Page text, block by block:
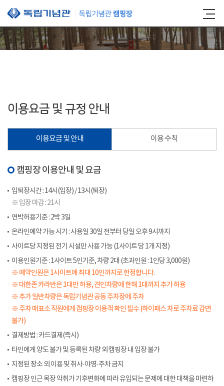
본문 바로가기
이용요금 및 규정 안내
이용요금 및 안내 이용 수칙
캠핑장 이용안내 및 요금
입퇴장시간 : 14시(입장) / 13시(퇴장)
※ 입장 마감 : 21시
연박허용기준 : 2박 3일
온라인예약 가능 시기 : 사용일 30일 전부터 당일 오후 9시까지
사이트당 지정된 전기 시설만 사용 가능 (1사이트 당 1개 지정)
이용인원기준 : 1사이트 5인기준, 차량 2대 (초과인원 : 1인당 3,000원)
※ 예약인원은 1사이트에 최대 10인까지로 한정합니다.
※ 대한존 카라반은 1대만 허용, 견인차량에 한해 1대까지 추가 허용
※ 추가 일반차량은 독립기념관 공동 주차장에 주차
※ 주차 매표소 직원에게 갬핑장 이용객 확인 필수 (하이패스 차로 주차료 감면
불가)
결제방법 : 카드결제(즉시)
타인에게 양도 불가 및 등록된 차량 외 캠핑장 내 입장 불가
지정된 장소 외 이용 및 취사·야영·주차 금지
캠핑장 인근 목장 악취가 기후변화에 따라 유입되는 문제에 대한 대책을 마련하